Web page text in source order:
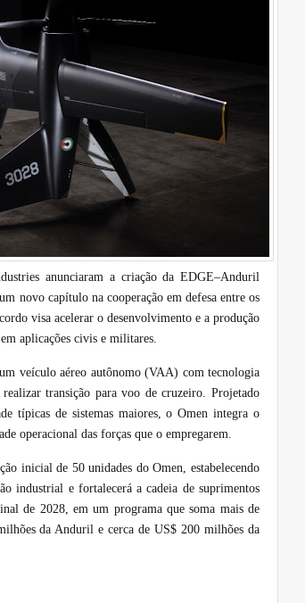
anunciaram a criação da EDGE–Anduril
novo capítulo na cooperação em defesa entre os
visa acelerar o desenvolvimento e a produção
aplicações civis e militares.
veículo aéreo autônomo (VAA) com tecnologia
transição para voo de cruzeiro. Projetado
típicas de sistemas maiores, o Omen integra o
operacional das forças que o empregarem.
inicial de 50 unidades do Omen, estabelecendo
industrial e fortalecerá a cadeia de suprimentos
de 2028, em um programa que soma mais de
da Anduril e cerca de US$ 200 milhões da